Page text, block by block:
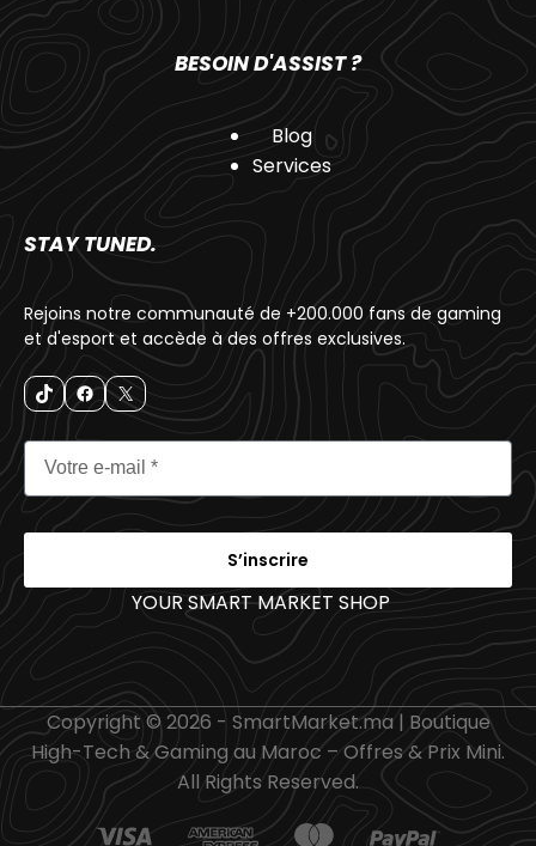
BESOIN D'ASSIST ?
Blog
Services
STAY TUNED.
Rejoins notre communauté de +200.000 fans de gaming
et d'esport et accède à des offres exclusives.
S’inscrire
YOUR SMART MARKET SHOP _
Copyright © 2026 - SmartMarket.ma | Boutique
High-Tech & Gaming au Maroc – Offres & Prix Mini.
All Rights Reserved.